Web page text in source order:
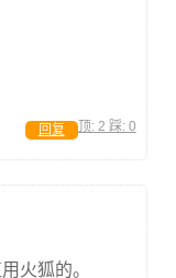
顶: 2 踩: 0
回复
火狐的。